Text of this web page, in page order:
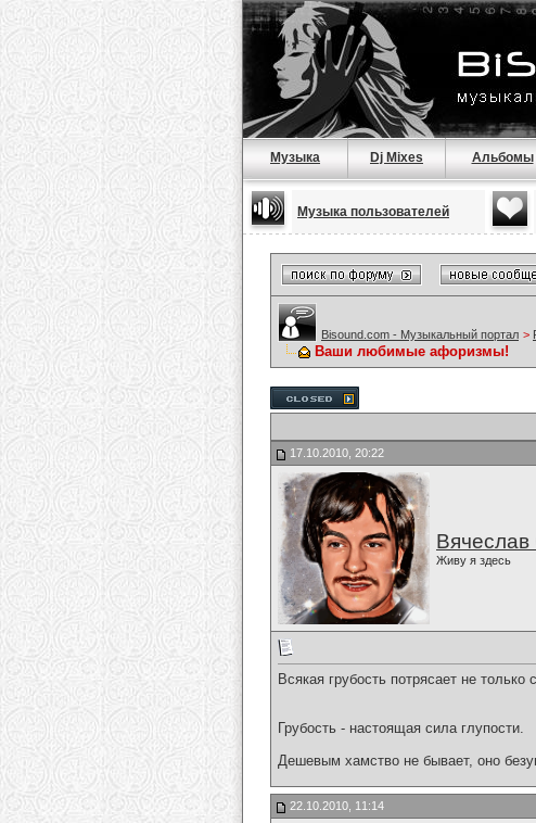
Музыка Dj Mixes Альбомы
Музыка пользователей
Bisound.com - Музыкальный портал >
Ваши любимые афоризмы!
17.10.2010, 20:22
Вячеслав
Живу я здесь
Всякая грубость потрясает не
Грубость - настоящая сила глупости.
Дешевым хамство не бывает, оно
22.10.2010, 11:14